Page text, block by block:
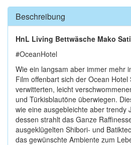
Beschreibung
HnL Living Bettwäsche Mako
#OceanHotel
Wie ein langsam aber immer mehr
Film offenbart sich der Ocean
verwitterten, leicht
und Türkisblautöne überwiegen.
wie eine ausgebleichte aber trendy
dessen strahlt das Ganze
ausgeklügelten Shibori- und
das gewünschte Ambiente zum